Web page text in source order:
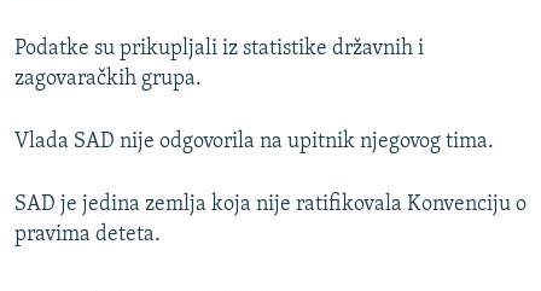
Podatke su prikupljali iz statistike državnih i
zagovaračkih grupa.
Vlada SAD nije odgovorila na upitnik njegovog tima.
SAD je jedina zemlja koja nije ratifikovala Konvenciju o
pravima deteta.